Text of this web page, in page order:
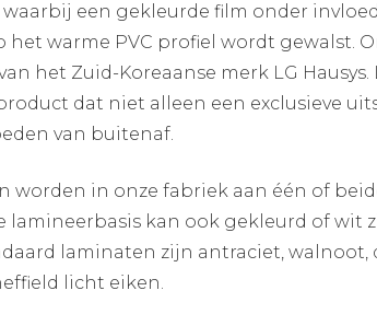
waarbij een gekleurde film onder
het warme PVC profiel wordt gewalst.
het Zuid-Koreaanse merk LG
dat niet alleen een exclusieve
van buitenaf.
worden in onze fabriek aan één of
lamineerbasis kan ook gekleurd of wit
laminaten zijn antraciet,
licht eiken.